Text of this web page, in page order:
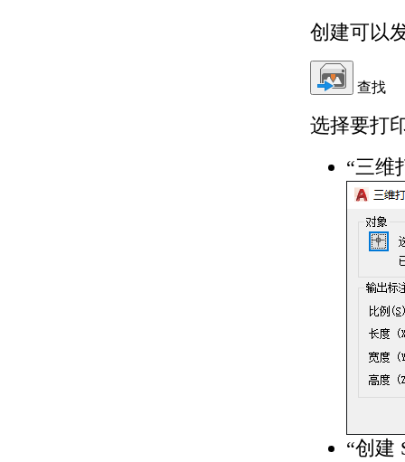
创建可以
查找
选择要打
“三维
“创建